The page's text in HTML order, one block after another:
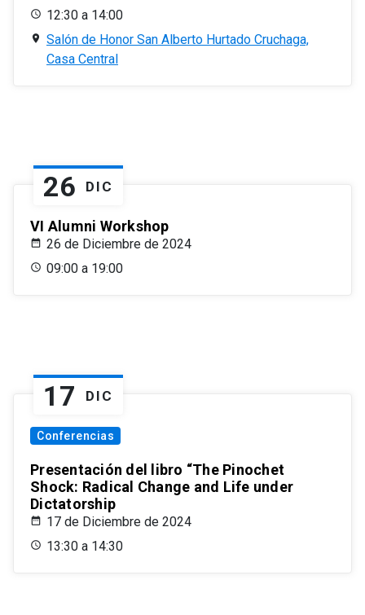
12:30 a 14:00
Salón de Honor San Alberto Hurtado Cruchaga,
Casa Central
26 DIC
VI Alumni Workshop
26 de Diciembre de 2024
09:00 a 19:00
17 DIC
Conferencias
Presentación del libro “The Pinochet
Shock: Radical Change and Life under
Dictatorship
17 de Diciembre de 2024
13:30 a 14:30